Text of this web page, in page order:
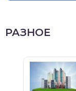
РАЗНОЕ